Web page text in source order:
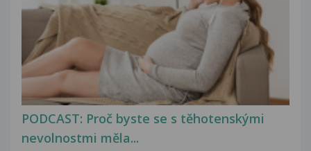
PODCAST: Proč byste se s těhotenskými
nevolnostmi měla...